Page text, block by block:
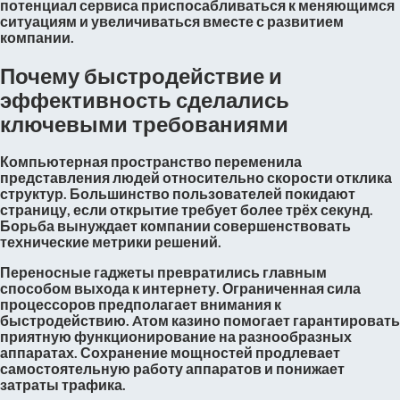
потенциал сервиса приспосабливаться к меняющимся
ситуациям и увеличиваться вместе с развитием
компании.
Почему быстродействие и
эффективность сделались
ключевыми требованиями
Компьютерная пространство переменила
представления людей относительно скорости отклика
структур. Большинство пользователей покидают
страницу, если открытие требует более трёх секунд.
Борьба вынуждает компании совершенствовать
технические метрики решений.
Переносные гаджеты превратились главным
способом выхода к интернету. Ограниченная сила
процессоров предполагает внимания к
быстродействию. Aтом казино помогает гарантировать
приятную функционирование на разнообразных
аппаратах. Сохранение мощностей продлевает
самостоятельную работу аппаратов и понижает
затраты трафика.